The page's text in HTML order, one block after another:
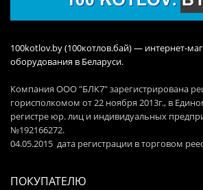
100kotlov.by (100котлов.бай) — интернет-
оборудования в Беларуси.
Компания ООО "БЛК7" зарегистрирована
горисполкомом от 22 ноября 2013г., в
регистре юр. лиц и индивидуальных
№192166272.
04.05.2015 дата регистрации в торговом
ПОКУПАТЕЛЮ